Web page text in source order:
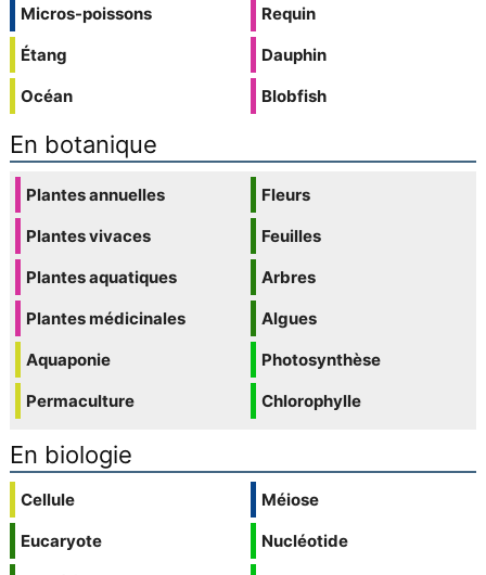
Micros-poissons
Étang
Océan
Requin
Dauphin
Blobfish
En botanique
Plantes annuelles
Plantes vivaces
Plantes aquatiques
Plantes médicinales
Aquaponie
Permaculture
Fleurs
Feuilles
Arbres
Algues
Photosynthèse
Chlorophylle
En biologie
Cellule
Eucaryote
Méiose
Nucléotide